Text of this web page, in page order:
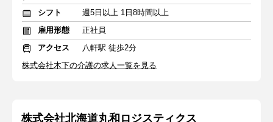
シフト
週5日以上 1日8時間以上
雇用形態
正社員
アクセス
八軒駅 徒歩2分
株式会社木下の介護の求人一覧を見る
株式会社北海道丸和ロジスティクス